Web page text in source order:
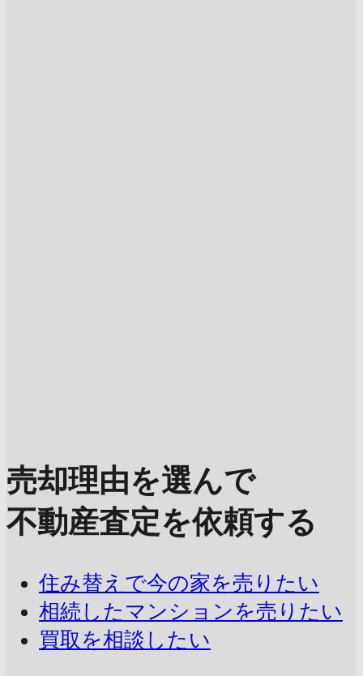
売却理由を選んで
不動産査定を依頼する
住み替えで今の家を売りたい
相続したマンションを売りたい
買取を相談したい